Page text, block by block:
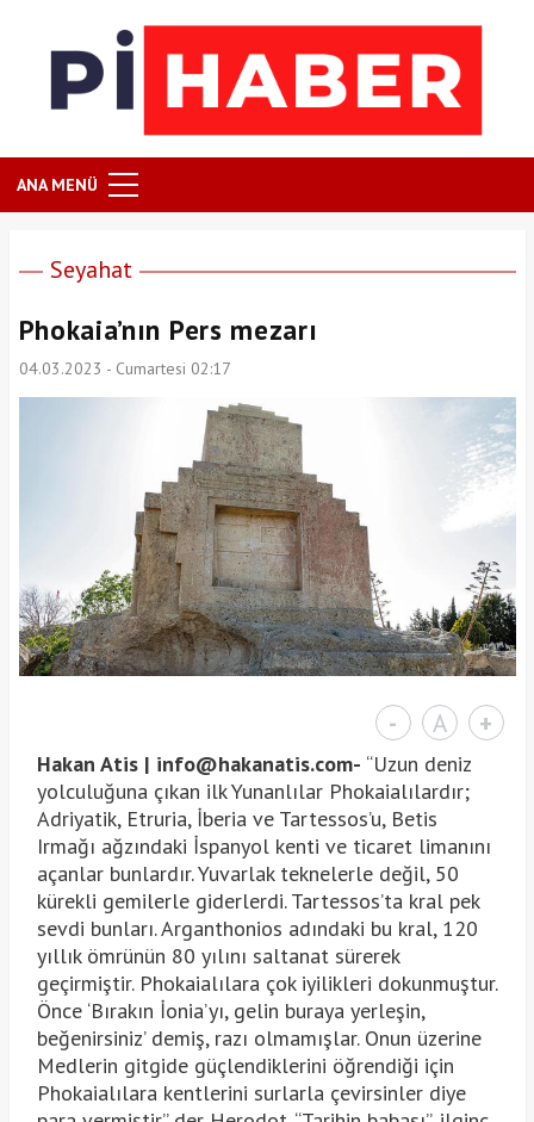
ANA MENÜ
Seyahat
Phokaia’nın Pers mezarı
04.03.2023 - Cumartesi 02:17
- A +
Hakan Atis | info@hakanatis.com- “Uzun deniz
yolculuğuna çıkan ilk Yunanlılar Phokaialılardır;
Adriyatik, Etruria, İberia ve Tartessos’u, Betis
Irmağı ağzındaki İspanyol kenti ve ticaret limanını
açanlar bunlardır. Yuvarlak teknelerle değil, 50
kürekli gemilerle giderlerdi. Tartessos’ta kral pek
sevdi bunları. Arganthonios adındaki bu kral, 120
yıllık ömrünün 80 yılını saltanat sürerek
geçirmiştir. Phokaialılara çok iyilikleri dokunmuştur.
Önce ‘Bırakın İonia’yı, gelin buraya yerleşin,
beğenirsiniz’ demiş, razı olmamışlar. Onun üzerine
Medlerin gitgide güçlendiklerini öğrendiği için
Phokaialılara kentlerini surlarla çevirsinler diye